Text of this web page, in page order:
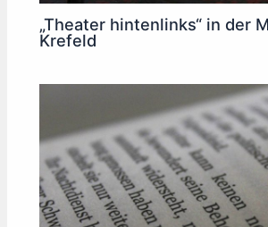
„Theater hintenlinks“ in der
Krefeld